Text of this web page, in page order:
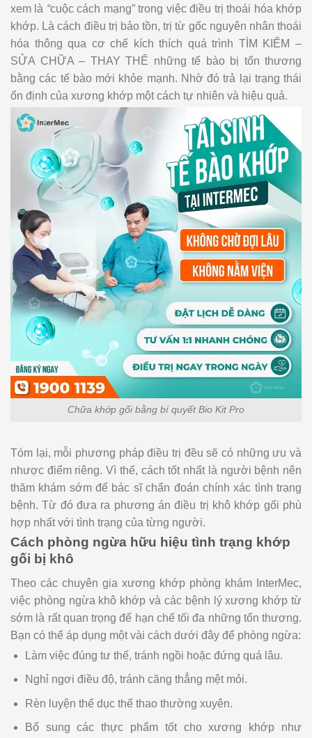
xem là “cuộc cách mạng” trong việc điều trị thoái hóa khớp
khớp. Là cách điều trị bảo tồn, trị từ gốc nguyên nhân thoái
hóa thông qua cơ chế kích thích quá trình TÌM KIẾM –
SỬA CHỮA – THAY THẾ những tế bào bị tổn thương
bằng các tế bào mới khỏe mạnh. Nhờ đó trả lại trạng thái
ổn định của xương khớp một cách tự nhiên và hiệu quả.
Chữa khớp gối bằng bí quyết Bio Kit Pro
Tóm lại, mỗi phương pháp điều trị đều sẽ có những ưu và
nhược điểm riêng. Vì thế, cách tốt nhất là người bệnh nên
thăm khám sớm để bác sĩ chẩn đoán chính xác tình trạng
bệnh. Từ đó đưa ra phương án điều trị khô khớp gối phù
hợp nhất với tình trạng của từng người.
Cách phòng ngừa hữu hiệu tình trạng khớp
gối bị khô
Theo các chuyên gia xương khớp phòng khám InterMec,
việc phòng ngừa khô khớp và các bệnh lý xương khớp từ
sớm là rất quan trọng để hạn chế tối đa những tổn thương.
Bạn có thể áp dụng một vài cách dưới đây để phòng ngừa:
Làm việc đúng tư thế, tránh ngồi hoặc đứng quá lâu.
Nghỉ ngơi điều độ, tránh căng thẳng mệt mỏi.
Rèn luyện thể dục thể thao thường xuyên.
Bổ sung các thực phẩm tốt cho xương khớp như